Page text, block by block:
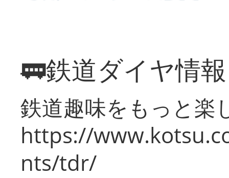
🚃鉄道ダイヤ情
鉄道趣味をもっと楽
https://
nts/tdr/